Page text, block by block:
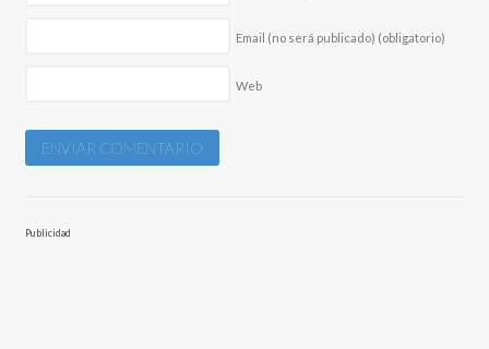
Email (no será publicado) (obligatorio)
Web
Publicidad